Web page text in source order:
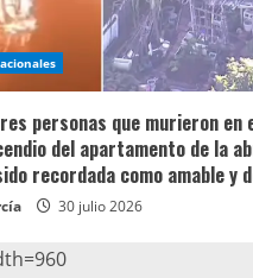
personas que murieron en
del apartamento de la
recordada como amable y
30 julio 2026